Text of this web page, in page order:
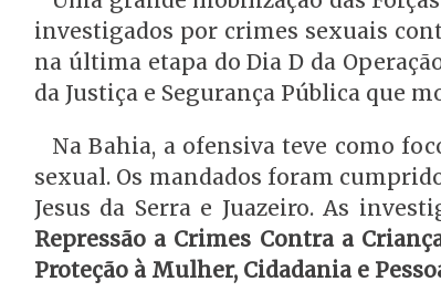
investigados por crimes sexuais
na última etapa do Dia D da
da Justiça e Segurança Pública que
Na Bahia, a ofensiva teve como
sexual. Os mandados foram
Jesus da Serra e Juazeiro. As
Repressão a Crimes Contra a
Proteção à Mulher, Cidadania e